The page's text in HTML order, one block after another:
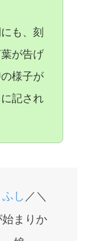
も、刻
が告げ
様子が
記され
ふし ／＼
まりか